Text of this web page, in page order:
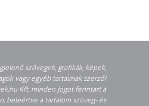
szövegek, grafikák, képek,
vagy egyéb tartalmak szerzői
Kft. minden jogot fenntart a
beleértve a tartalom szöveg- és